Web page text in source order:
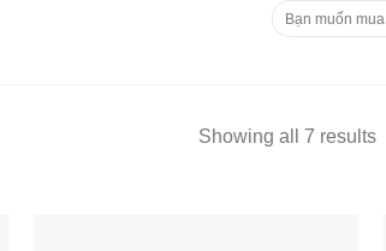
kiếm:
Showing all 7 results